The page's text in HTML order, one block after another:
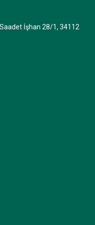
İşhan 28/1, 34112